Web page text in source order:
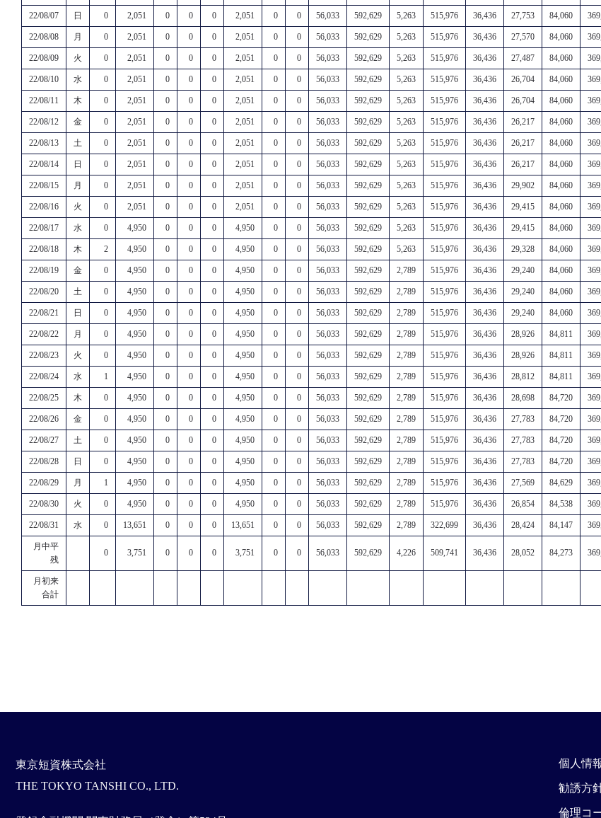
22/08/07 日 0 2,051 0 0 0 2,051 0 0 56,033 592,629 5,263 515,976 36,436 27,753 84,060
22/08/08 月 0 2,051 0 0 0 2,051 0 0 56,033 592,629 5,263 515,976 36,436 27,570 84,060
22/08/09 火 0 2,051 0 0 0 2,051 0 0 56,033 592,629 5,263 515,976 36,436 27,487 84,060
22/08/10 水 0 2,051 0 0 0 2,051 0 0 56,033 592,629 5,263 515,976 36,436 26,704 84,060
22/08/11 木 0 2,051 0 0 0 2,051 0 0 56,033 592,629 5,263 515,976 36,436 26,704 84,060
22/08/12 金 0 2,051 0 0 0 2,051 0 0 56,033 592,629 5,263 515,976 36,436 26,217 84,060
22/08/13 土 0 2,051 0 0 0 2,051 0 0 56,033 592,629 5,263 515,976 36,436 26,217 84,060
22/08/14 日 0 2,051 0 0 0 2,051 0 0 56,033 592,629 5,263 515,976 36,436 26,217 84,060
22/08/15 月 0 2,051 0 0 0 2,051 0 0 56,033 592,629 5,263 515,976 36,436 29,902 84,060
22/08/16 火 0 2,051 0 0 0 2,051 0 0 56,033 592,629 5,263 515,976 36,436 29,415 84,060
22/08/17 水 0 4,950 0 0 0 4,950 0 0 56,033 592,629 5,263 515,976 36,436 29,415 84,060
22/08/18 木 2 4,950 0 0 0 4,950 0 0 56,033 592,629 5,263 515,976 36,436 29,328 84,060
22/08/19 金 0 4,950 0 0 0 4,950 0 0 56,033 592,629 2,789 515,976 36,436 29,240 84,060
22/08/20 土 0 4,950 0 0 0 4,950 0 0 56,033 592,629 2,789 515,976 36,436 29,240 84,060
22/08/21 日 0 4,950 0 0 0 4,950 0 0 56,033 592,629 2,789 515,976 36,436 29,240 84,060
22/08/22 月 0 4,950 0 0 0 4,950 0 0 56,033 592,629 2,789 515,976 36,436 28,926 84,811
22/08/23 火 0 4,950 0 0 0 4,950 0 0 56,033 592,629 2,789 515,976 36,436 28,926 84,811
22/08/24 水 1 4,950 0 0 0 4,950 0 0 56,033 592,629 2,789 515,976 36,436 28,812 84,811
22/08/25 木 0 4,950 0 0 0 4,950 0 0 56,033 592,629 2,789 515,976 36,436 28,698 84,720
22/08/26 金 0 4,950 0 0 0 4,950 0 0 56,033 592,629 2,789 515,976 36,436 27,783 84,720
22/08/27 土 0 4,950 0 0 0 4,950 0 0 56,033 592,629 2,789 515,976 36,436 27,783 84,720
22/08/28 日 0 4,950 0 0 0 4,950 0 0 56,033 592,629 2,789 515,976 36,436 27,783 84,720
22/08/29 月 1 4,950 0 0 0 4,950 0 0 56,033 592,629 2,789 515,976 36,436 27,569 84,629
22/08/30 火 0 4,950 0 0 0 4,950 0 0 56,033 592,629 2,789 515,976 36,436 26,854 84,538
22/08/31 水 0 13,651 0 0 0 13,651 0 0 56,033 592,629 2,789 322,699 36,436 28,424 84,147
月中平
残
0 3,751 0 0 0 3,751 0 0 56,033 592,629 4,226 509,741 36,436 28,052 84,273
月初来
合計
東京短資株式会社
THE TOKYO TANSHI CO., LTD.
個人情
勧誘方
倫理コ